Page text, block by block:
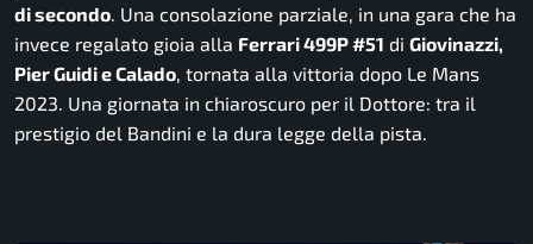
di secondo. Una consolazione parziale, in una gara che ha
invece regalato gioia alla Ferrari 499P #51 di Giovinazzi,
Pier Guidi e Calado, tornata alla vittoria dopo Le Mans
2023. Una giornata in chiaroscuro per il Dottore: tra il
prestigio del Bandini e la dura legge della pista.